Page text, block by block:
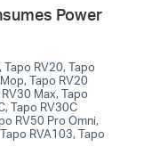
Power
Tapo RV20, Tapo
Tapo RV20
Max, Tapo
Tapo RV30C
RV50 Pro Omni,
RVA103, Tapo